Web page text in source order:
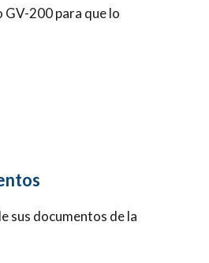
GV-200 para que lo
sus documentos de la